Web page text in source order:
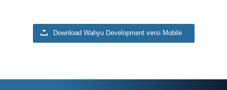
Download Wahyu Development versi Mobile